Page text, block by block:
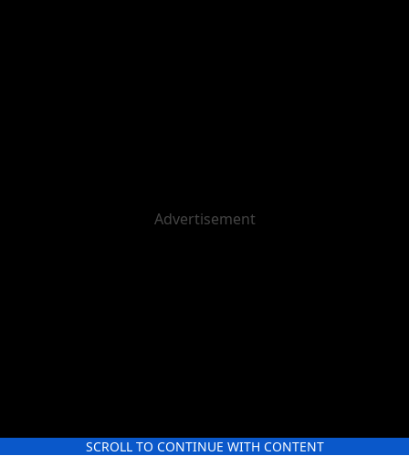
SCROLL TO CONTINUE WITH CONTENT